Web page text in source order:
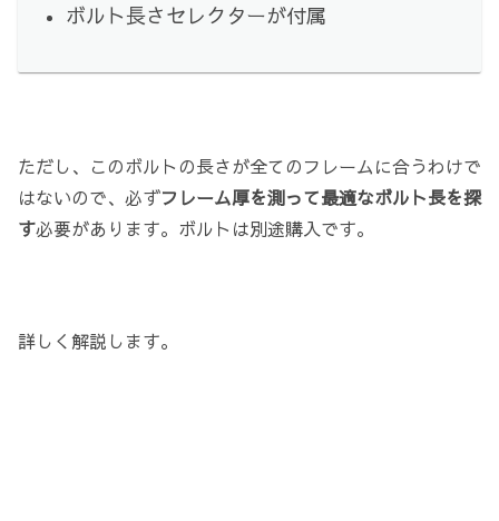
ボルト長さセレクターが付属
ただし、このボルトの長さが全てのフレームに合うわけで
はないので、必ずフレーム厚を測って最適なボルト長を探
す必要があります。ボルトは別途購入です。
詳しく解説します。